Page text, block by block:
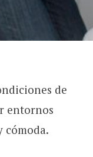
de
entornos
cómoda.